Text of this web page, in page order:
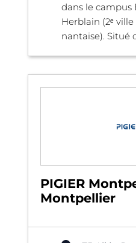
dans le campus
Herblain (2ᵉ
nantaise). Situé
PIGIER
Montpellier